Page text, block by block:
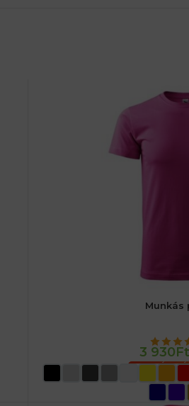
Munkás
3 930Ft
OPCIÓK